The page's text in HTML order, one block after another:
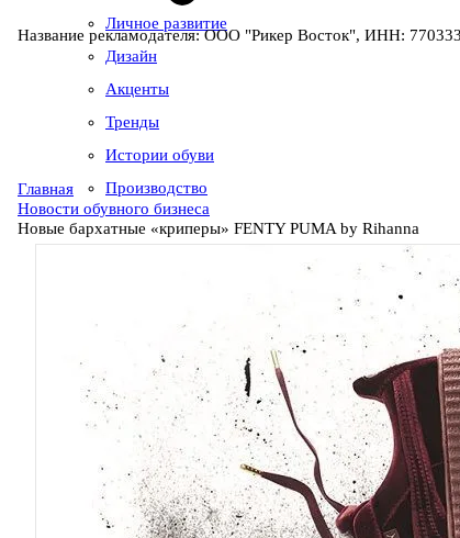
Личное развитие
Дизайн
Акценты
Тренды
Истории обуви
Производство
Название рекламодателя: ООО "Рикер Восток", ИНН:
Главная
Новости обувного бизнеса
Новые бархатные «криперы» FENTY PUMA by Rihanna